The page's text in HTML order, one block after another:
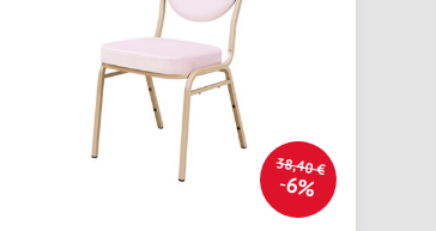
38,40 €
6%